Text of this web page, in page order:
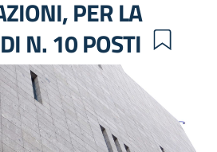
PER LA
N. 10 POSTI